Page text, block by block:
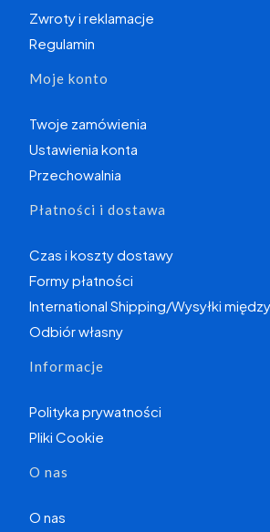
Zwroty i reklamacje
Regulamin
Moje konto
Twoje zamówienia
Ustawienia konta
Przechowalnia
Płatności i dostawa
Czas i koszty dostawy
Formy płatności
International Shipping/Wysyłki
Odbiór własny
Informacje
Polityka prywatności
Pliki Cookie
O nas
O nas